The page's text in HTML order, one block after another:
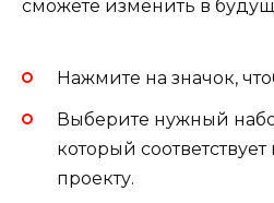
сможете изменить в
Нажмите на значок,
Выберите нужный
который
проекту.